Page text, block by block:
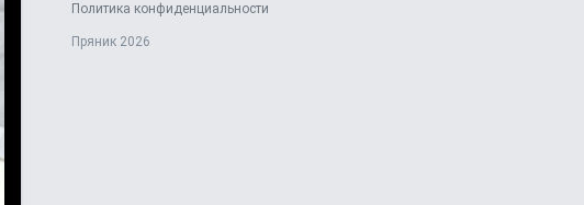
Политика конфиденциальности
Пряник 2026